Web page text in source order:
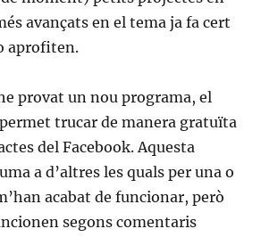
avançats en el tema ja fa cert
aprofiten.
provat un nou programa, el
trucar de manera gratuïta
del Facebook. Aquesta
a d’altres les quals per una o
acabat de funcionar, però
segons comentaris